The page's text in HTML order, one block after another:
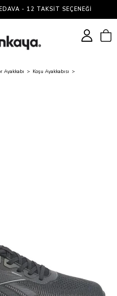
- 12 TAKSIT SEÇENEĞI
Ayakkabı Koşu Ayakkabısı